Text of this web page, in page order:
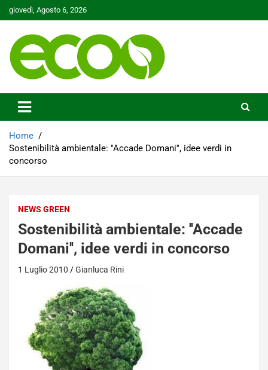
Skip
to
giovedì, Agosto 6, 2026
Ecoo.it
Home
Sostenibilità ambientale: ''Accade Domani'', idee verdi in
concorso
NEWS GREEN
Sostenibilità ambientale: ''Accade
Domani'', idee verdi in concorso
1 Luglio 2010 Gianluca Rini